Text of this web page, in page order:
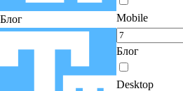
Блог Mobile
Блог
Desktop